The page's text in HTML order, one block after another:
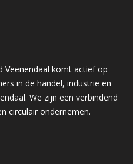
Veenendaal komt actief op
in de handel, industrie en
We zijn een verbindend
circulair ondernemen.